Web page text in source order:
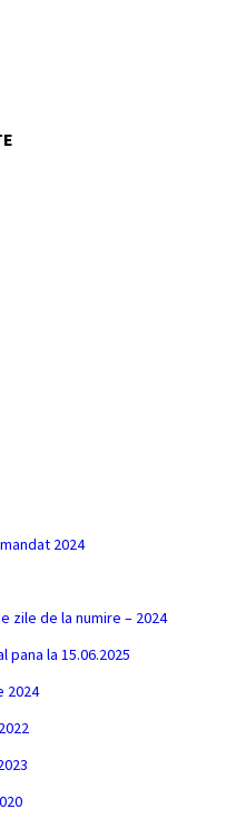
2024
zile de la numire – 2024
pana la 15.06.2025
2024